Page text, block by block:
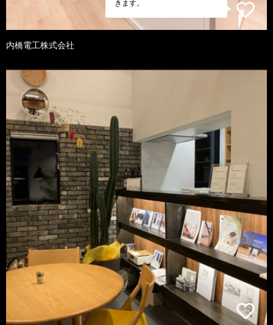
きます。
内橋電工株式会社